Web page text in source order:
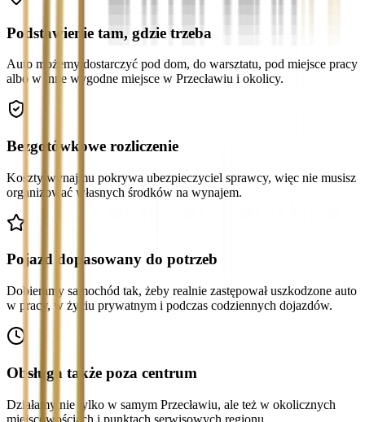
Podstawienie tam, gdzie trzeba
Auto możemy dostarczyć pod dom, do warsztatu, pod miejsce pracy
albo w inne wygodne miejsce w Przecławiu i okolicy.
Bezgotówkowe rozliczenie
Koszty wynajmu pokrywa ubezpieczyciel sprawcy, więc nie musisz
organizować własnych środków na wynajem.
Pojazd dopasowany do potrzeb
Dobieramy samochód tak, żeby realnie zastępował uszkodzone auto
w pracy, w życiu prywatnym i podczas codziennych dojazdów.
Obsługa także poza centrum
Działamy nie tylko w samym Przecławiu, ale też w okolicznych
miejscowościach i punktach serwisowych regionu.